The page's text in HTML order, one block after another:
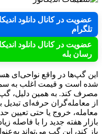
عضویت در کانال دانلود
تلگرام
عضویت در کانال دانلود
رسان بله
این گپ‌ها در واقع نواحی‌ای
شده است و قیمت اغلب به سمت
از معامله‌گران حرفه‌ای
معامله، خروج یا حتی تعیین
بازار هفته جدید را با فاصله
باز کند، این گپ می‌تواند